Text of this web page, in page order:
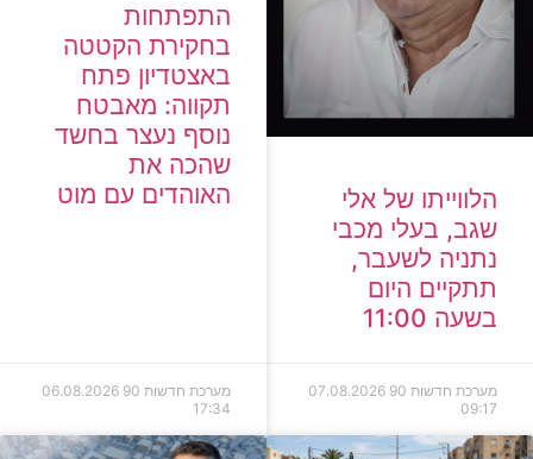
הלווייתו של אלי
שגב, בעלי מכבי
נתניה לשעבר,
תתקיים היום
בשעה 11:00
מערכת חדשות 90
07.08.2026
09:17
התפתחות
בחקירת הקטטה
באצטדיון פתח
תקווה: מאבטח
נוסף נעצר בחשד
שהכה את
האוהדים עם מוט
מערכת חדשות 90
06.08.2026
17:34